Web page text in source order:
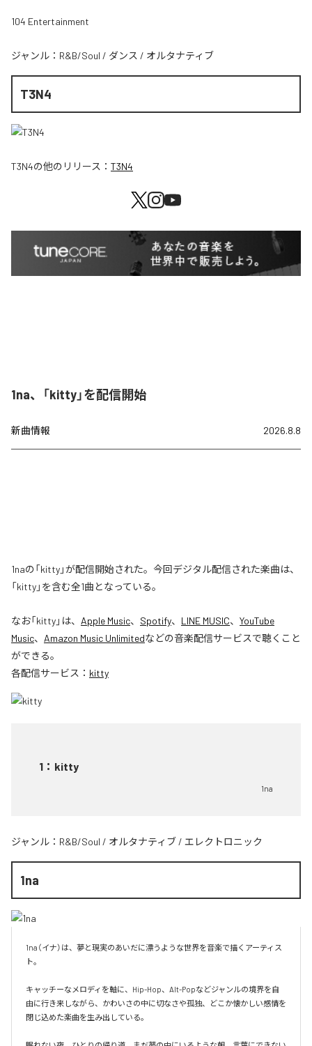
104 Entertainment
ジャンル： R&B/Soul / ダンス / オルタナティブ
T3N4
T3N4の他のリリース： T3N4
1na、「kitty」を配信開始
新曲情報 2026.8.8
1naの「kitty」が配信開始された。今回デジタル配信された楽曲は、
「kitty」を含む全1曲となっている。
なお「kitty」は、 Apple Music、 Spotify、 LINE MUSIC、 YouTube
Music、 Amazon Music Unlimitedなどの音楽配信サービスで聴くこと
ができる。
各配信サービス： kitty
1 ： kitty
1na
ジャンル： R&B/Soul / オルタナティブ / エレクトロニック
1na
1na（イナ）は、夢と現実のあいだに漂うような世界を音楽で描くアーティス
ト。
キャッチーなメロディを軸に、Hip-Hop、Alt-Popなどジャンルの境界を自
由に行き来しながら、かわいさの中に切なさや孤独、どこか懐かしい感情を
閉じ込めた楽曲を生み出している。